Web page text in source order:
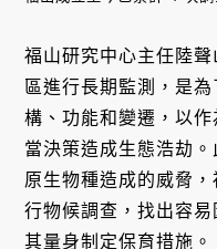
福山研究中心主任陸
區進行長期監測，是
構、功能和變遷，以
當決策造成生態浩劫
原生物種造成的威脅
行物候調查，找出容
其量身制定保育措施。